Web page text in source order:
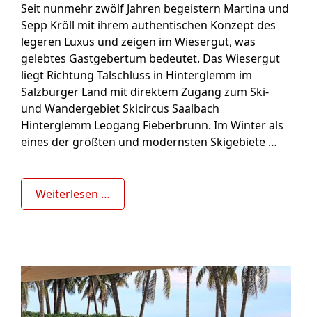
Seit nunmehr zwölf Jahren begeistern Martina und
Sepp Kröll mit ihrem authentischen Konzept des
legeren Luxus und zeigen im Wiesergut, was
gelebtes Gastgebertum bedeutet. Das Wiesergut
liegt Richtung Talschluss in Hinterglemm im
Salzburger Land mit direktem Zugang zum Ski-
und Wandergebiet Skicircus Saalbach
Hinterglemm Leogang Fieberbrunn. Im Winter als
eines der größten und modernsten Skigebiete …
Weiterlesen …